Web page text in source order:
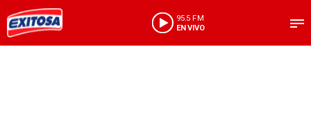
95.5 FM
EN VIVO